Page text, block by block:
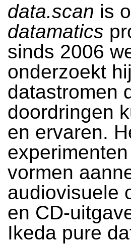
data.scan is
datamatics
sinds 2006
onderzoekt
datastromen
doordringen
en ervaren.
vormen
audiovisuele
en CD-
Ikeda pure